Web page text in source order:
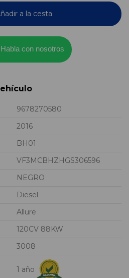
a la cesta
con nosotros
9678270580
2016
BH01
VF3MCBHZHGS306596
NEGRO
Diesel
Allure
120CV 88KW
3008
1 año